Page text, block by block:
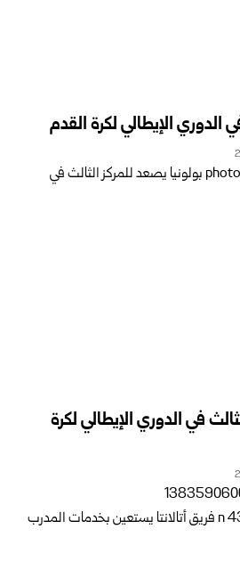
الدوري الإيطالي لكرة القدم
في الدوري الإيطالي لكرة